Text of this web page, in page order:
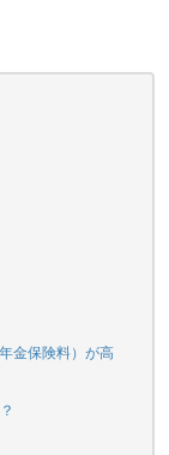
金保険料）が高